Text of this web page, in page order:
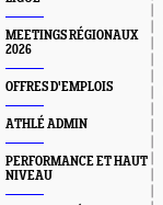
MEETINGS RÉGIONAUX
2026
OFFRES D'EMPLOIS
ATHLÉ ADMIN
PERFORMANCE ET HAUT
NIVEAU